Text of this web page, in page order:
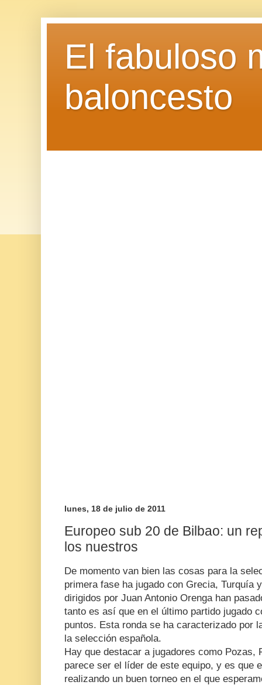
El fabuloso
baloncesto
lunes, 18 de julio de 2011
Europeo sub 20 de Bilbao: un
los nuestros
De momento van bien las cosas para la
primera fase ha jugado con Grecia, Turquía
dirigidos por Juan Antonio Orenga han
tanto es así que en el último partido jugado
puntos. Esta ronda se ha caracterizado por
la selección española.
Hay que destacar a jugadores como Pozas,
parece ser el líder de este equipo, y es que
realizando un buen torneo en el que